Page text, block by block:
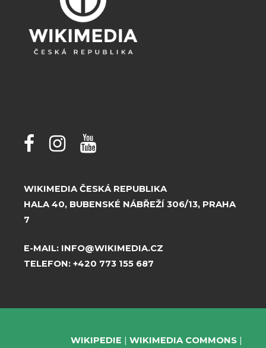
WIKIMEDIA ČESKÁ REPUBLIKA
HALA 40, BUBENSKÉ NÁBŘEŽÍ 306/13, PRAHA
7
E-MAIL: INFO@WIKIMEDIA.CZ
TELEFON: +420 773 155 687
WIKIPEDIE WIKIMEDIA COMMONS